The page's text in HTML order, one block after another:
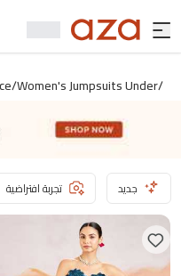
/price/women's Jumpsuits Under د.إ2326
جديد تجربة افتراضية